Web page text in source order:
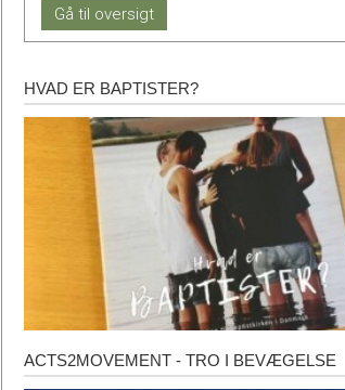
Gå til oversigt
Hvad
er
baptister?
HVAD ER BAPTISTER?
Acts2Movement
ACTS2MOVEMENT - TRO I BEVÆGELSE